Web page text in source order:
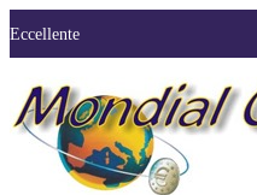
Eccellente